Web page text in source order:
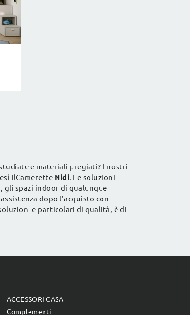
e materiali pregiati? I nostri
ilCamerette Nidi. Le soluzioni
gli spazi indoor di qualunque
dopo l'acquisto con
e particolari di qualità, è di
ACCESSORI CASA
Complementi